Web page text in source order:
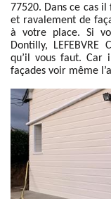
77520. Dans ce cas
et ravalement de
à votre place. Si
Dontilly,
qu’il vous faut. Car
façades voir même